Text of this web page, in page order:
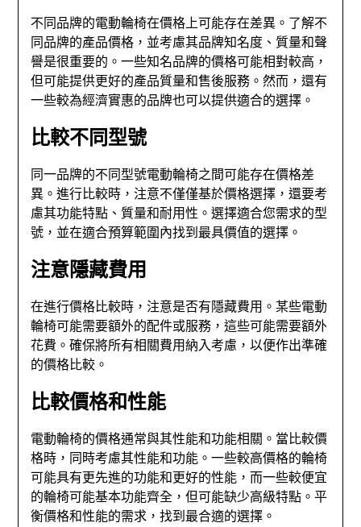
不同品牌的電動輪椅在價格上可能存在差異。了解不
同品牌的產品價格，並考慮其品牌知名度、質量和聲
譽是很重要的。一些知名品牌的價格可能相對較高，
但可能提供更好的產品質量和售後服務。然而，還有
一些較為經濟實惠的品牌也可以提供適合的選擇。
比較不同型號
同一品牌的不同型號電動輪椅之間可能存在價格差
異。進行比較時，注意不僅僅基於價格選擇，還要考
慮其功能特點、質量和耐用性。選擇適合您需求的型
號，並在適合預算範圍內找到最具價值的選擇。
注意隱藏費用
在進行價格比較時，注意是否有隱藏費用。某些電動
輪椅可能需要額外的配件或服務，這些可能需要額外
花費。確保將所有相關費用納入考慮，以便作出準確
的價格比較。
比較價格和性能
電動輪椅的價格通常與其性能和功能相關。當比較價
格時，同時考慮其性能和功能。一些較高價格的輪椅
可能具有更先進的功能和更好的性能，而一些較便宜
的輪椅可能基本功能齊全，但可能缺少高級特點。平
衡價格和性能的需求，找到最合適的選擇。